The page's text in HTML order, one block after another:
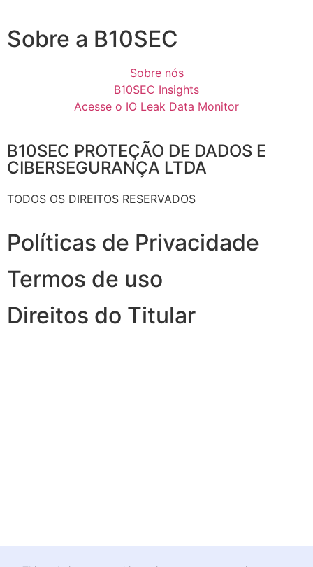
Sobre a B10SEC
Sobre nós
B10SEC Insights
Acesse o IO Leak Data Monitor
B10SEC PROTEÇÃO DE DADOS E
CIBERSEGURANÇA LTDA
TODOS OS DIREITOS RESERVADOS
Políticas de Privacidade
Termos de uso
Direitos do Titular